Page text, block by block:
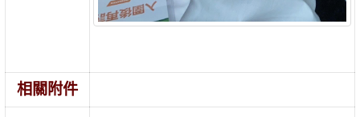
相關附件